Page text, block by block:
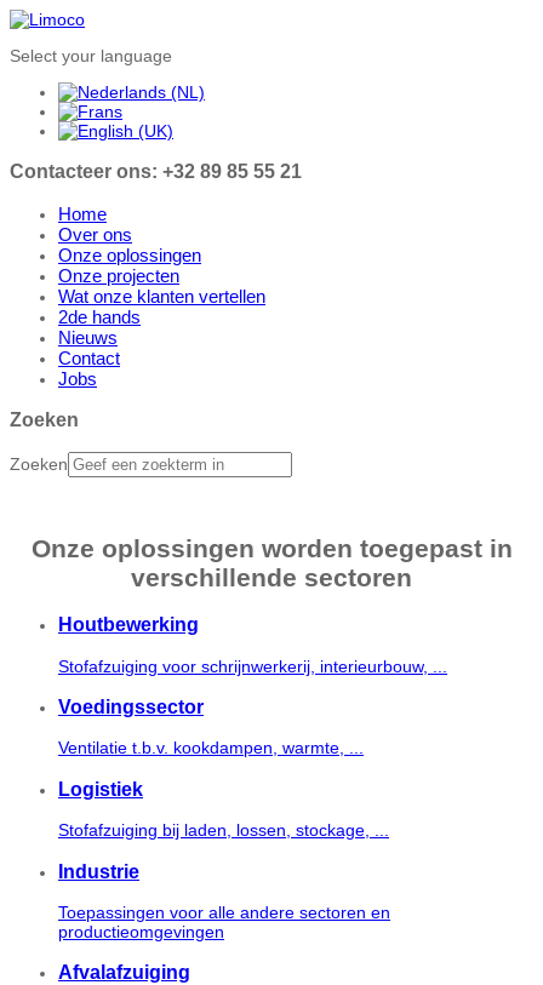
Select your language
Contacteer ons: +32 89 85 55 21
Home
Over ons
Onze oplossingen
Onze projecten
Wat onze klanten vertellen
2de hands
Nieuws
Contact
Jobs
Zoeken
Zoeken
Onze oplossingen worden toegepast in
verschillende sectoren
Houtbewerking
Stofafzuiging voor schrijnwerkerij, interieurbouw, ...
Voedingssector
Ventilatie t.b.v. kookdampen, warmte, ...
Logistiek
Stofafzuiging bij laden, lossen, stockage, ...
Industrie
Toepassingen voor alle andere sectoren en
productieomgevingen
Afvalafzuiging